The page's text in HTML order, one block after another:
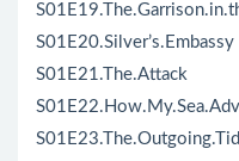
S01E20.Silver’s.Embassy
S01E21.The.Attack